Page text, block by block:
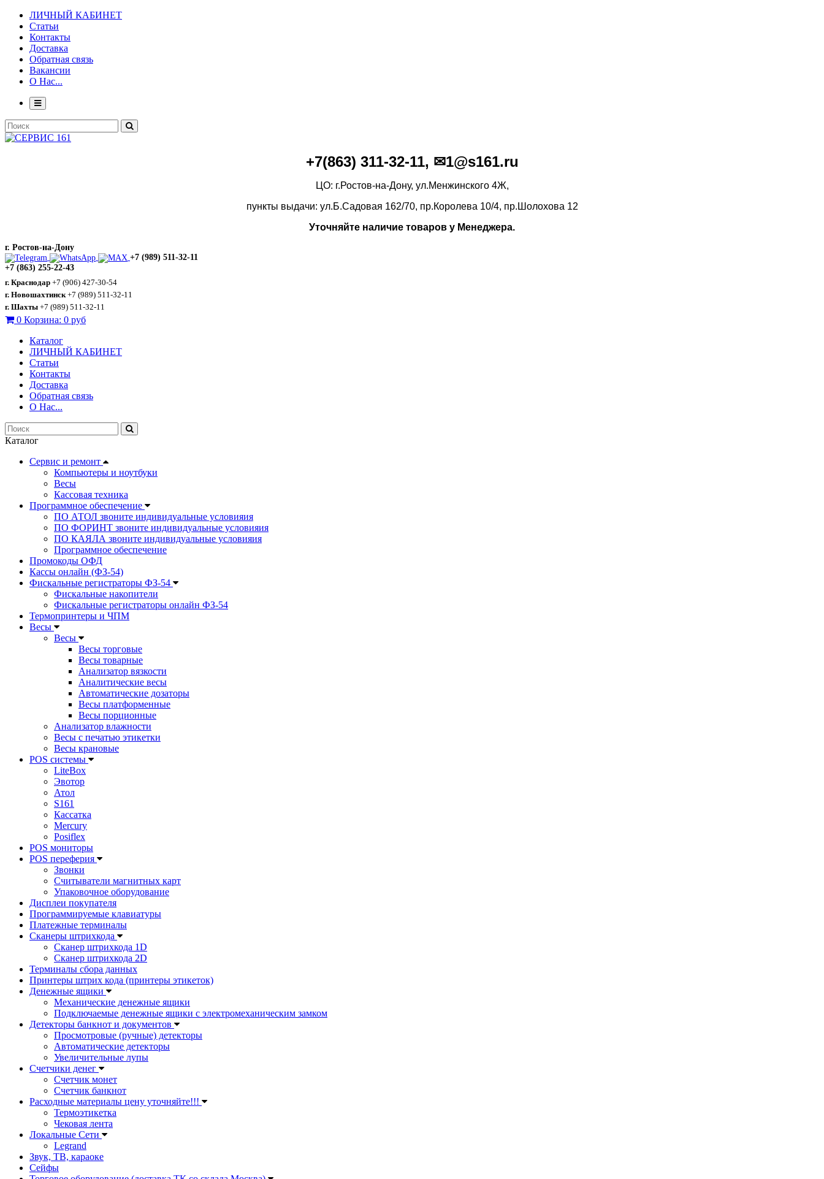
ЛИЧНЫЙ КАБИНЕТ
Статьи
Контакты
Доставка
Обратная связь
Вакансии
О Нас...
+7(863) 311-32-11, ✉1@s161.ru
ЦО: г.Ростов-на-Дону, ул.Менжинского 4Ж,
пункты выдачи: ул.Б.Садовая 162/70, пр.Королева 10/4, пр.Шолохова 12
Уточняйте наличие товаров у Менеджера.
г. Ростов-на-Дону
+7 (989) 511-32-11
+7 (863) 255-22-43
г. Краснодар +7 (906) 427-30-54
г. Новошахтинск +7 (989) 511-32-11
г. Шахты +7 (989) 511-32-11
0 Корзина: 0 руб
Каталог
ЛИЧНЫЙ КАБИНЕТ
Статьи
Контакты
Доставка
Обратная связь
О Нас...
Каталог
Сервис и ремонт
Компьютеры и ноутбуки
Весы
Кассовая техника
Программное обеспечение
ПО АТОЛ звоните индивидуальные условияия
ПО ФОРИНТ звоните индивидуальные условияия
ПО КАЯЛА звоните индивидуальные условияия
Программное обеспечение
Промокоды ОФД
Кассы онлайн (ФЗ-54)
Фискальные регистраторы ФЗ-54
Фискальные накопители
Фискальные регистраторы онлайн ФЗ-54
Термопринтеры и ЧПМ
Весы
Весы
Весы торговые
Весы товарные
Анализатор вязкости
Аналитические весы
Автоматические дозаторы
Весы платформенные
Весы порционные
Анализатор влажности
Весы с печатью этикетки
Весы крановые
POS системы
LiteBox
Эвотор
Атол
S161
Кассатка
Mercury
Posiflex
POS мониторы
POS переферия
Звонки
Считыватели магнитных карт
Упаковочное оборудование
Дисплеи покупателя
Программируемые клавиатуры
Платежные терминалы
Сканеры штрихкода
Сканер штрихкода 1D
Сканер штрихкода 2D
Терминалы сбора данных
Принтеры штрих кода (принтеры этикеток)
Денежные ящики
Механические денежные ящики
Подключаемые денежные ящики с электромеханическим замком
Детекторы банкнот и документов
Просмотровые (ручные) детекторы
Автоматические детекторы
Увеличительные лупы
Счетчики денег
Счетчик монет
Счетчик банкнот
Расходные материалы цену уточняйте!!!
Термоэтикетка
Чековая лента
Локальные Сети
Legrand
Звук, ТВ, караоке
Сейфы